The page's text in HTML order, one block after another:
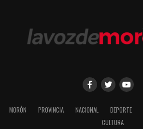
MORÓN PROVINCIA NACIONAL DEPORTE
CULTURA